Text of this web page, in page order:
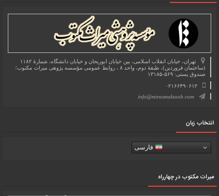
تهران، خیابان انقلاب اسلامی، بین خیابان ابوریحان و خیابان دانشگاه، شمارۀ ۱۱۸۲
(ساختمان فروردین)، طبقۀ دوم، واحد ۸ ، روابط عمومی مؤسسه پژوهی میراث مکتوب؛
صندوق پستی: ۵۶۹-۱۳۱۸۵
۰۲۱۶۶۴۹۰۶۱۲
info@mirasmaktoob.com
انتخاب زبان
فارسی
میرات مکتوب در چهارراه